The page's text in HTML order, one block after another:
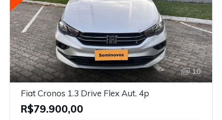
10
Fiat Cronos 1.3 Drive Flex Aut. 4p
R$79.900,00